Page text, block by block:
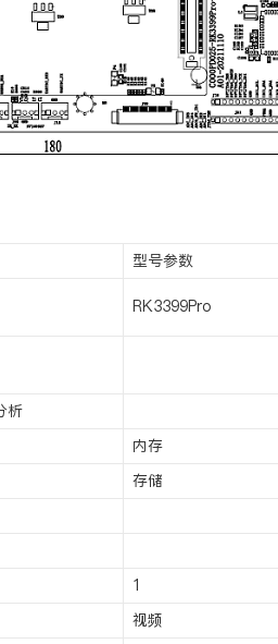
型号参数
RK3399Pro
析
内存
存储
1
视频